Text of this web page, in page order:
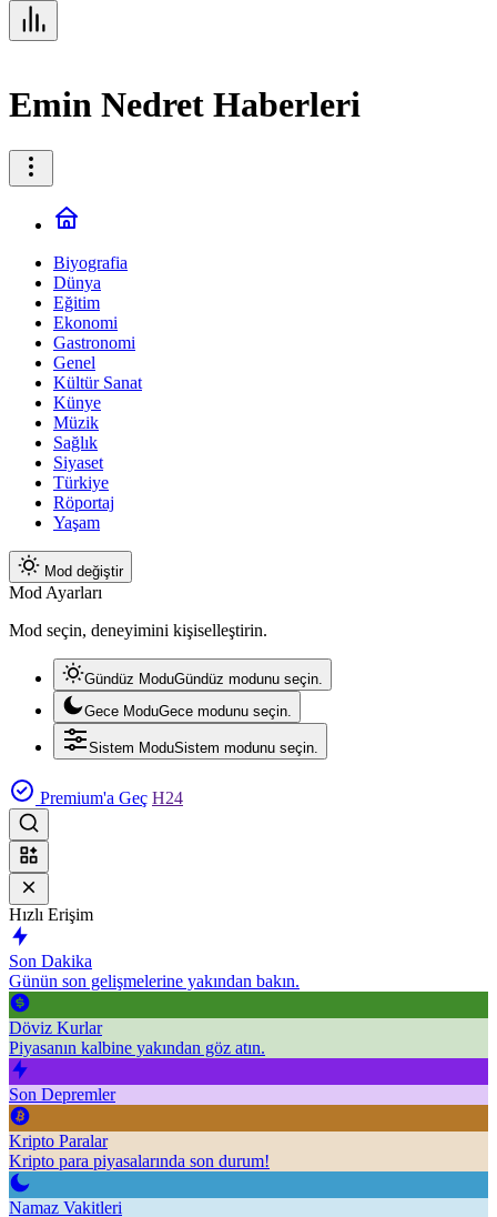
Emin Nedret Haberleri
Biyografia
Dünya
Eğitim
Ekonomi
Gastronomi
Genel
Kültür Sanat
Künye
Müzik
Sağlık
Siyaset
Türkiye
Röportaj
Yaşam
Mod değiştir
Mod Ayarları
Mod seçin, deneyimini kişiselleştirin.
Gündüz ModuGündüz modunu seçin.
Gece ModuGece modunu seçin.
Sistem ModuSistem modunu seçin.
Premium'a Geç H24
Hızlı Erişim
Son Dakika
Günün son gelişmelerine yakından bakın.
Döviz Kurlar
Piyasanın kalbine yakından göz atın.
Son Depremler
Kripto Paralar
Kripto para piyasalarında son durum!
Namaz Vakitleri